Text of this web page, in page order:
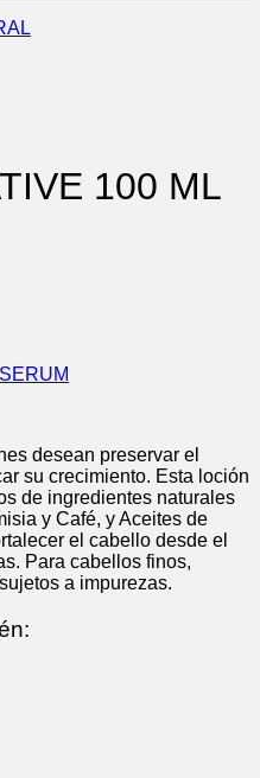
100 ML
SERUM
desean preservar el
su crecimiento. Esta loción
de ingredientes naturales
y Café, y Aceites de
el cabello desde el
Para cabellos finos,
a impurezas.